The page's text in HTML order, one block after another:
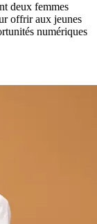
deux femmes
offrir aux jeunes
numériques